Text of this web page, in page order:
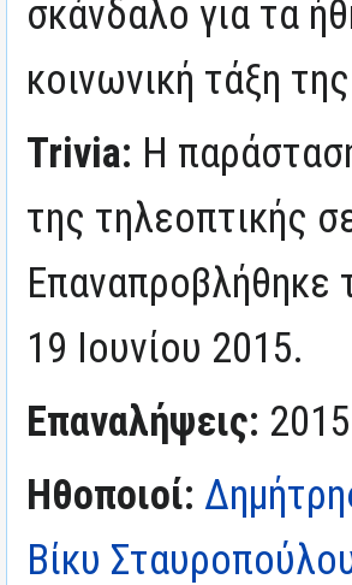
σκάνδαλο για τα
κοινωνική τάξη
Trivia: Η
της τηλεοπτικής
Επαναπροβλήθηκε
19 Ιουνίου 2015.
Επαναλήψεις:
Ηθοποιοί:
Βίκυ